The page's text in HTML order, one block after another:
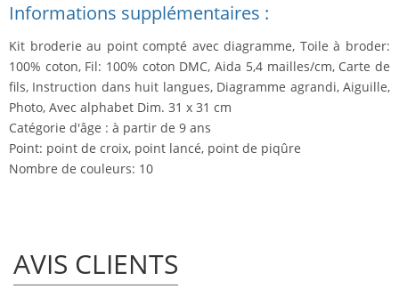
Informations supplémentaires :
Kit broderie au point compté avec diagramme, Toile à broder:
100% coton, Fil: 100% coton DMC, Aida 5,4 mailles/cm, Carte de
fils, Instruction dans huit langues, Diagramme agrandi, Aiguille,
Photo, Avec alphabet Dim. 31 x 31 cm
Catégorie d'âge : à partir de 9 ans
Point: point de croix, point lancé, point de piqûre
Nombre de couleurs: 10
AVIS CLIENTS